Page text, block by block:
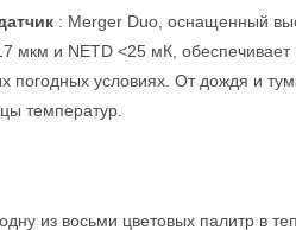
: Merger Duo, оснащенный
и NETD <25 мК, обеспечивает
погодных условиях. От дождя и
температур.
из восьми цветовых палитр в